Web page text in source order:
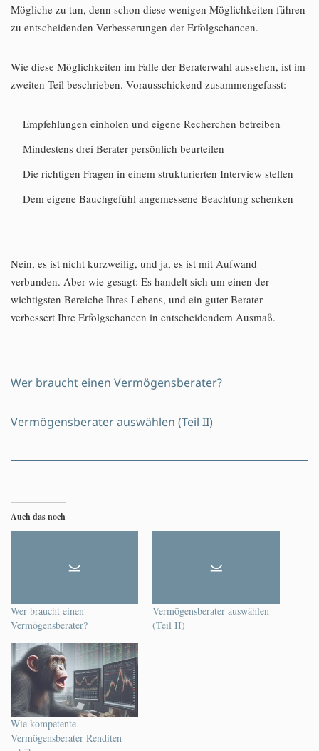
Mögliche zu tun, denn schon diese wenigen Möglichkeiten führen
zu entscheidenden Verbesserungen der Erfolgschancen.
Wie diese Möglichkeiten im Falle der Beraterwahl aussehen, ist im
zweiten Teil beschrieben. Vorausschickend zusammengefasst:
Empfehlungen einholen und eigene Recherchen betreiben
Mindestens drei Berater persönlich beurteilen
Die richtigen Fragen in einem strukturierten Interview stellen
Dem eigene Bauchgefühl angemessene Beachtung schenken
Nein, es ist nicht kurzweilig, und ja, es ist mit Aufwand
verbunden. Aber wie gesagt: Es handelt sich um einen der
wichtigsten Bereiche Ihres Lebens, und ein guter Berater
verbessert Ihre Erfolgschancen in entscheidendem Ausmaß.
Wer braucht einen Vermögensberater?
Vermögensberater auswählen (Teil II)
Auch das noch
Wer braucht einen
Vermögensberater?
Vermögensberater auswählen
(Teil II)
Wie kompetente
Vermögensberater Renditen